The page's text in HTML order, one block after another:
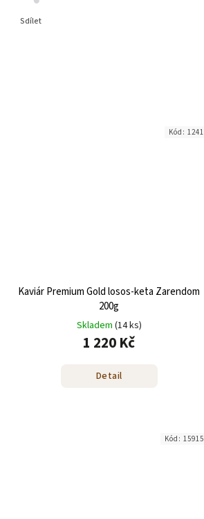
Sdílet
Kaviár Premium Gold losos-keta Zarendom
200g
Skladem (14 ks)
1 220 Kč
Detail
Kód: 1241
Kód: 15915